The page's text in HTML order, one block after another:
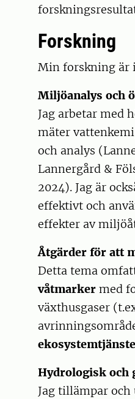
Forskning
Min forskning är
Miljöanalys och
Jag arbetar med
mäter
och analys
Lannergård &
2024). Jag är
effektivt och
effekter av
Åtgärder för att
Detta tema
våtmarker med
växthusgaser
Hydrologisk och
Jag tillämpar